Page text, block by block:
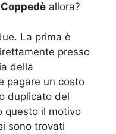
allora?
La prima è
presso
della
pagare un costo
duplicato del
questo il motivo
sono trovati